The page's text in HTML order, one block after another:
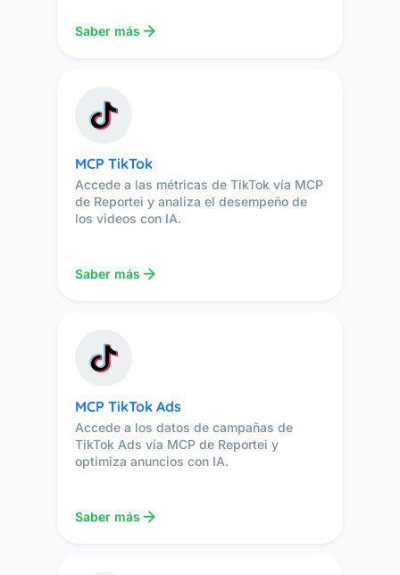
Saber más
MCP TikTok
Accede a las métricas de TikTok vía MCP
de Reportei y analiza el desempeño de
los videos con IA.
Saber más
MCP TikTok Ads
Accede a los datos de campañas de
TikTok Ads vía MCP de Reportei y
optimiza anuncios con IA.
Saber más